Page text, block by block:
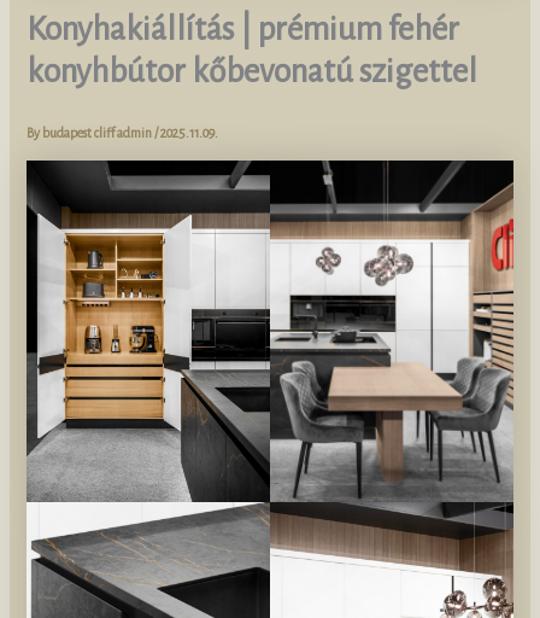
Konyhakiállítás | prémium fehér
konyhbútor kőbevonatú szigettel
By budapest cliff admin /2025.11.09.